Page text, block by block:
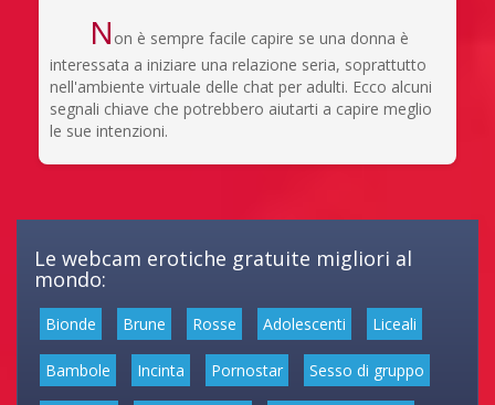
N on è sempre facile capire se una donna è
interessata a iniziare una relazione seria, soprattutto
nell'ambiente virtuale delle chat per adulti. Ecco alcuni
segnali chiave che potrebbero aiutarti a capire meglio
le sue intenzioni.
Le webcam erotiche gratuite migliori al
mondo:
Bionde Brune Rosse Adolescenti Liceali
Bambole Incinta Pornostar Sesso di gruppo